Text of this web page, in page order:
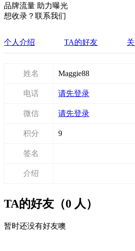
品牌流量 助力曝光
想收录？联系我们
个人介绍 TA的好友
姓名 Maggie88
电话 请先登录
微信 请先登录
积分 9
签名
介绍
TA的好友（0 人）
暂时还没有好友噢